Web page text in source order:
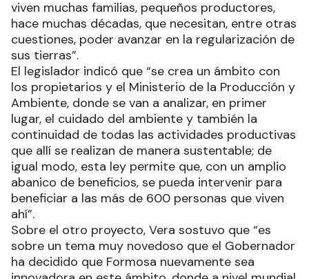
viven muchas familias, pequeños productores,
hace muchas décadas, que necesitan, entre otras
cuestiones, poder avanzar en la regularización de
sus tierras”.
El legislador indicó que “se crea un ámbito con
los propietarios y el Ministerio de la Producción y
Ambiente, donde se van a analizar, en primer
lugar, el cuidado del ambiente y también la
continuidad de todas las actividades productivas
que allí se realizan de manera sustentable; de
igual modo, esta ley permite que, con un amplio
abanico de beneficios, se pueda intervenir para
beneficiar a las más de 600 personas que viven
ahí”.
Sobre el otro proyecto, Vera sostuvo que “es
sobre un tema muy novedoso que el Gobernador
ha decidido que Formosa nuevamente sea